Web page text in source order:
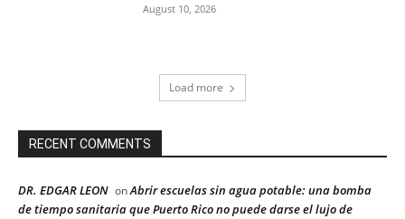
August 10, 2026
Load more
RECENT COMMENTS
DR. EDGAR LEON onAbrir escuelas sin agua potable: una bomba
de tiempo sanitaria que Puerto Rico no puede darse el lujo de